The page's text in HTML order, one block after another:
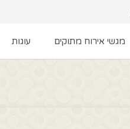
מגשי אירוח מתוקים עוגות